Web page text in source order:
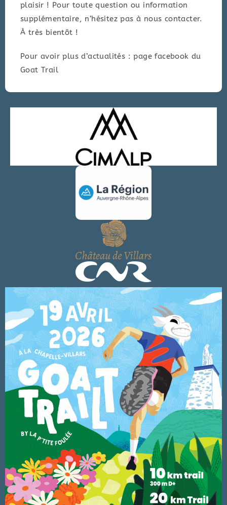
plaisir ! Pour toute question ou information
supplémentaire, n’hésitez pas à nous contacter.
À très bientôt !
Pour avoir plus d’actualités : page facebook du
Goat Trail